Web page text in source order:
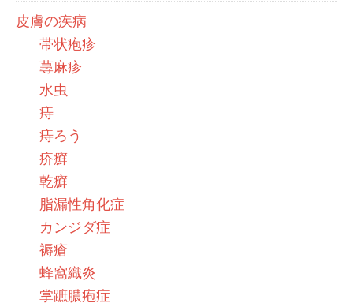
皮膚の疾病
帯状疱疹
蕁麻疹
水虫
痔
痔ろう
疥癬
乾癬
脂漏性角化症
カンジダ症
褥瘡
蜂窩織炎
掌蹠膿疱症